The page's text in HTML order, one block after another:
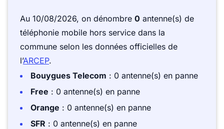
Au 10/08/2026, on dénombre 0 antenne(s) de
téléphonie mobile hors service dans la
commune selon les données officielles de
l’ARCEP.
Bouygues Telecom : 0 antenne(s) en panne
Free : 0 antenne(s) en panne
Orange : 0 antenne(s) en panne
SFR : 0 antenne(s) en panne